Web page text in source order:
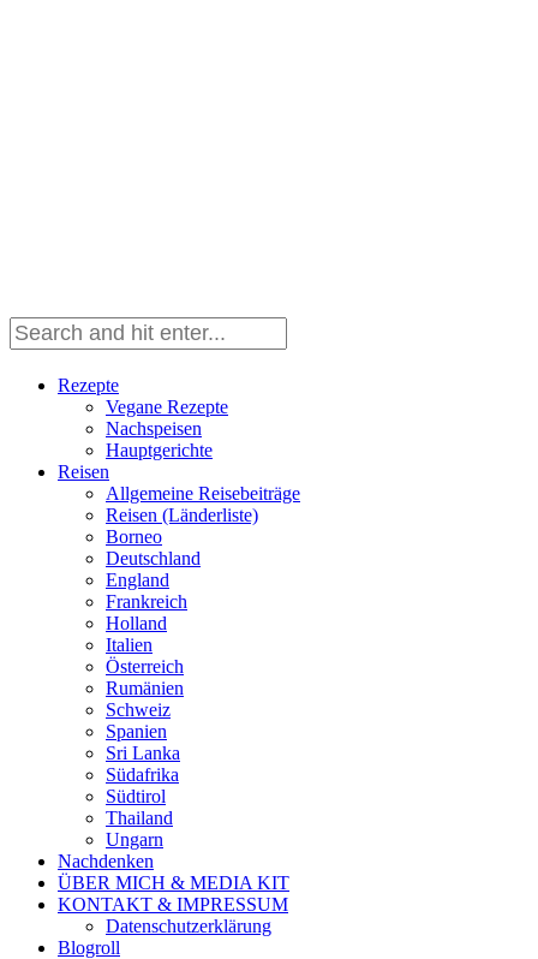
Rezepte
Vegane Rezepte
Nachspeisen
Hauptgerichte
Reisen
Allgemeine Reisebeiträge
Reisen (Länderliste)
Borneo
Deutschland
England
Frankreich
Holland
Italien
Österreich
Rumänien
Schweiz
Spanien
Sri Lanka
Südafrika
Südtirol
Thailand
Ungarn
Nachdenken
ÜBER MICH & MEDIA KIT
KONTAKT & IMPRESSUM
Datenschutzerklärung
Blogroll